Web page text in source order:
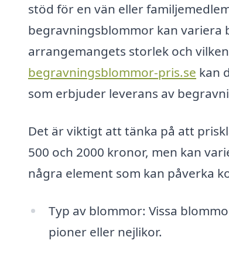
stöd för en vän eller
begravningsblommor kan variera
arrangemangets storlek och
begravningsblommor-pris.se kan
som erbjuder leverans av
Det är viktigt att tänka på att
500 och 2000 kronor, men kan
några element som kan påverka
Typ av blommor: Vissa
pioner eller nejlikor.